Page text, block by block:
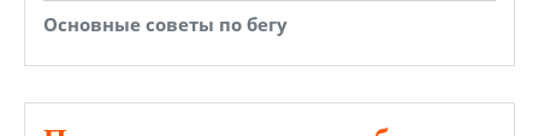
Основные советы по бегу